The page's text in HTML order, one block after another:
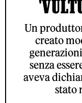
Un
creato
senza
aveva
stato